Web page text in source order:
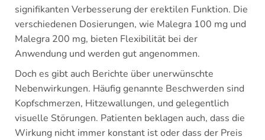
signifikanten Verbesserung der erektilen Funktion. Die
verschiedenen Dosierungen, wie Malegra 100 mg und
Malegra 200 mg, bieten Flexibilität bei der
Anwendung und werden gut angenommen.
Doch es gibt auch Berichte über unerwünschte
Nebenwirkungen. Häufig genannte Beschwerden sind
Kopfschmerzen, Hitzewallungen, und gelegentlich
visuelle Störungen. Patienten beklagen auch, dass die
Wirkung nicht immer konstant ist oder dass der Preis